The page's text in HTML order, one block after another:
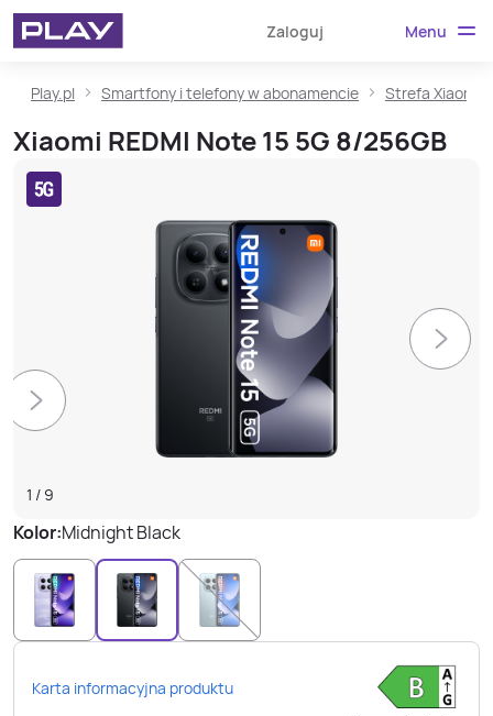
Zaloguj Menu
Play.pl Smartfony i telefony w abonamencie Strefa Xiaomi
Xiaomi REDMI Note 15 5G 8/256GB
1 / 9
Kolor:Midnight Black
Karta informacyjna produktu